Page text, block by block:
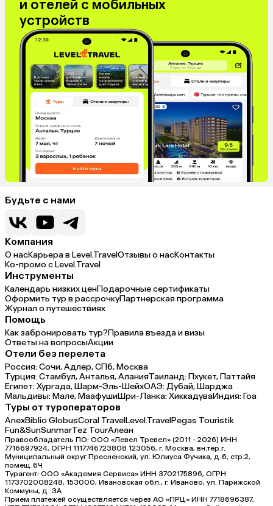
и отелей с мобильных
устройств
Будьте с нами
Компания
О насКарьера в Level.TravelОтзывы о насКонтакты
Ко-промо с Level.Travel
Инструменты
Календарь низких ценПодарочные сертификаты
Оформить тур в рассрочкуПартнерская программа
Журнал о путешествиях
Помощь
Как забронировать тур?Правила въезда и визы
Ответы на вопросыАкции
Отели без перелета
Россия:Сочи,Адлер,СПб,Москва
Турция:Стамбул,Анталья,АланияТаиланд:Пхукет,Паттайя
Египет:Хургада,Шарм-Эль-ШейхОАЭ:Дубай,Шарджа
Мальдивы:Мале,МаафушиШри-Ланка:ХиккадуваИндия:Гоа
Туры от туроператоров
AnexBiblio GlobusCoral TravelLevel.TravelPegas Touristik
Fun&SunSunmarTez TourАлеан
Правообладатель ПО: ООО «Левел Тревел» (2011 - 2026) ИНН
7716697924, ОГРН 1117746723808 123056, г. Москва, вн.тер.г.
Муниципальный округ Пресненский, ул. Юлиуса Фучика, д.6, стр.2,
помещ.6Ч
Турагент: ООО «Академия Сервиса» ИНН 3702175896, ОГРН
1173702008248, 153000, Ивановская обл., г. Иваново, ул. Парижской
Коммуны, д. ЗА
Прием платежей осуществляется через АО «ПРЦ» ИНН 7718696387,